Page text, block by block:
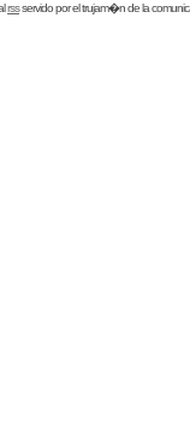
rssservido por eltrujam�nde la